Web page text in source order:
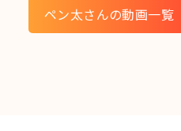
ペン太さんの動画一覧